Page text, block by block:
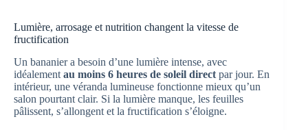
Lumière, arrosage et nutrition changent la vitesse de
fructification
Un bananier a besoin d’une lumière intense, avec
idéalement au moins 6 heures de soleil direct par jour. En
intérieur, une véranda lumineuse fonctionne mieux qu’un
salon pourtant clair. Si la lumière manque, les feuilles
pâlissent, s’allongent et la fructification s’éloigne.